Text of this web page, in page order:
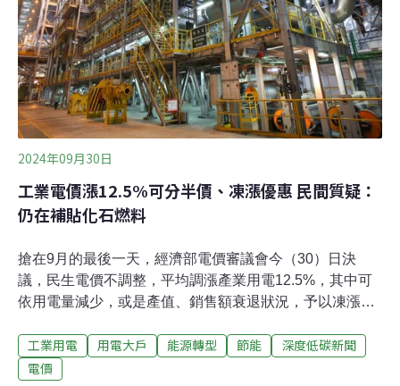
「一網打盡」。自2013年舉辦全民節電活動至今累積節電
突破300億度電。去年節電獎勵方式，若用戶用電比前一
年同期少，台電提供每度0.6元電費減免。根據台電統計，
2024年累
2024年09月30日
工業電價漲12.5%可分半價、凍漲優惠 民間質疑：
仍在補貼化石燃料
搶在9月的最後一天，經濟部電價審議會今（30）日決
議，民生電價不調整，平均調漲產業用電12.5%，其中可
依用電量減少，或是產值、銷售額衰退狀況，予以凍漲或
調漲產業用電應該一次到位，給予各種優惠條件只是變相
補貼化石燃料，無助台灣邁向淨零。民生電價凍漲 產業電
工業用電 用電大戶 能源轉型 節能
深度低碳新聞
電價